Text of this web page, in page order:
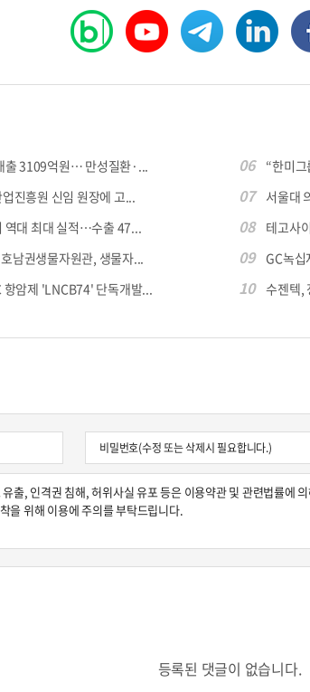
출 3109억원… 만성질환·...
진흥원 신임 원장에 고...
역대 최대 실적…수출 47...
남권생물자원관, 생물자...
항암제 'LNCB74' 단독개발...
06 “한미
07 서울대
08 테고사
09 GC녹십
10 수젠텍,
등록된 댓글이 없습니다.